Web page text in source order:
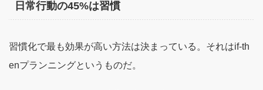
日常行動の45%は習慣
習慣化で最も効果が高い方法は決まっている。それはif-th
enプランニングというものだ。